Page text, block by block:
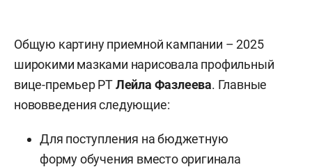
Общую картину приемной кампании – 2025
широкими мазками нарисовала профильный
вице-премьер РТЛейла Фазлеева. Главные
нововведения следующие:
Для поступления на бюджетную
форму обучения вместо оригинала